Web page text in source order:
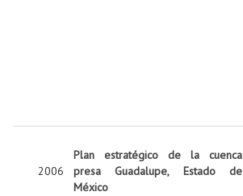
2006
Plan estratégico de la cuenca
presa Guadalupe, Estado de
México